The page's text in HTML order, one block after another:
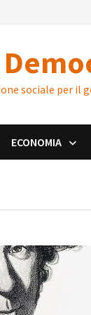
sociale per il
ECONOMIA